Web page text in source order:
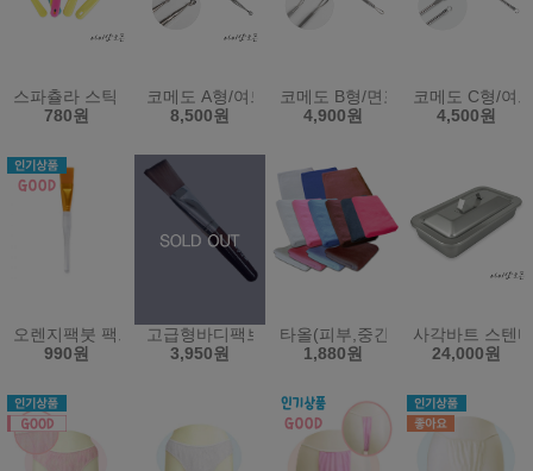
스파츌라 스틱 스파출라 팩주걱 화장품스틱 모델링스틱 미용재료
780원
코메도 A형/여드름제거기/피지제거/여드름압출기/
8,500원
코메도 B형/면포압출기/피지관리
4,900원
코메도 C형/여
4,500원
오렌지팩붓 팩브러쉬 - 모델링 도구 마스크 시험 페이스 미용
990원
고급형바디팩브러쉬(팩붓)
3,950원
타올(피부,중간,전신용)(소타올,
1,880원
사각바트 스텐
24,000원